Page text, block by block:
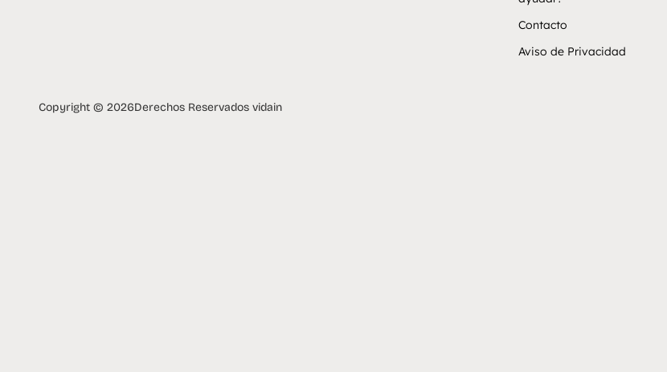
Contacto
Aviso de Privacidad
Copyright © 2026Derechos Reservados vidain